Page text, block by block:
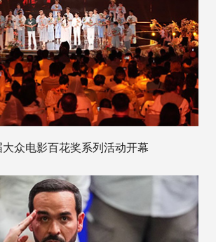
大众电影百花奖系列活动开幕